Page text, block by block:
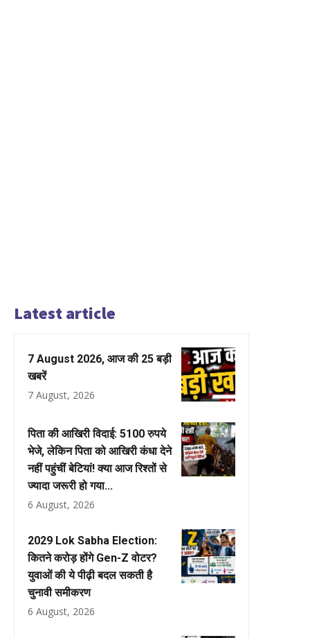
Latest article
7 August 2026, आज की 25 बड़ी
खबरें
7 August, 2026
पिता की आखिरी विदाई: 5100 रुपये
भेजे, लेकिन पिता को आखिरी कंधा देने
नहीं पहुंचीं बेटियां! क्या आज रिश्तों से
ज्यादा जरूरी हो गया...
6 August, 2026
2029 Lok Sabha Election:
कितने करोड़ होंगे Gen-Z वोटर?
युवाओं की ये पीढ़ी बदल सकती है
चुनावी समीकरण
6 August, 2026